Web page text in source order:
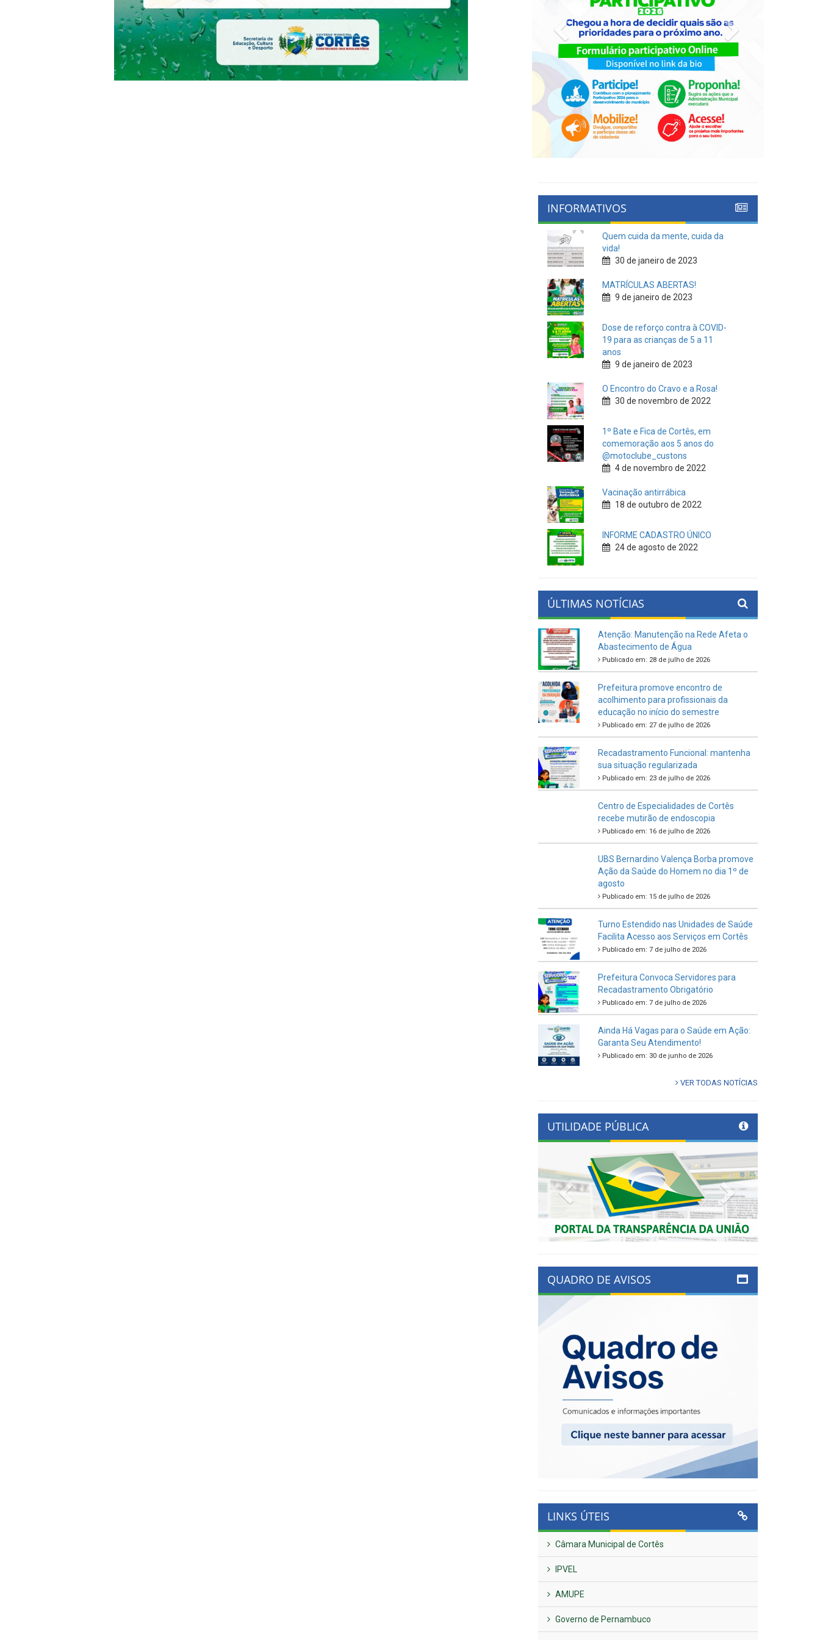
Previous
INFORMATIVOS
Quem cuida da mente, cuida da
vida!
30 de janeiro de 2023
MATRÍCULAS ABERTAS!
9 de janeiro de 2023
Dose de reforço contra à COVID-
19 para as crianças de 5 a 11
anos
9 de janeiro de 2023
O Encontro do Cravo e a Rosa!
30 de novembro de 2022
1º Bate e Fica de Cortês, em
comemoração aos 5 anos do
@motoclube_custons
4 de novembro de 2022
Vacinação antirrábica
18 de outubro de 2022
INFORME CADASTRO ÚNICO
24 de agosto de 2022
ÚLTIMAS NOTÍCIAS
Atenção: Manutenção na Rede Afeta o
Abastecimento de Água
Publicado em: 28 de julho de 2026
Prefeitura promove encontro de
acolhimento para profissionais da
educação no início do semestre
Publicado em: 27 de julho de 2026
Recadastramento Funcional: mantenha
sua situação regularizada
Publicado em: 23 de julho de 2026
Centro de Especialidades de Cortês
recebe mutirão de endoscopia
Publicado em: 16 de julho de 2026
UBS Bernardino Valença Borba promove
Ação da Saúde do Homem no dia 1º de
agosto
Publicado em: 15 de julho de 2026
Turno Estendido nas Unidades de Saúde
Facilita Acesso aos Serviços em Cortês
Publicado em: 7 de julho de 2026
Prefeitura Convoca Servidores para
Recadastramento Obrigatório
Publicado em: 7 de julho de 2026
Ainda Há Vagas para o Saúde em Ação:
Garanta Seu Atendimento!
Publicado em: 30 de junho de 2026
VER TODAS NOTÍCIAS
UTILIDADE PÚBLICA
Previous Next
QUADRO DE AVISOS
LINKS ÚTEIS
Câmara Municipal de Cortês
IPVEL
AMUPE
Governo de Pernambuco